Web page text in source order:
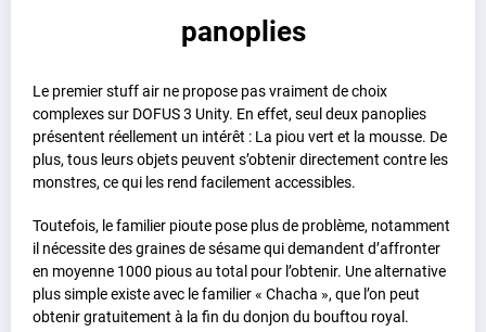
panoplies
Le premier stuff air ne propose pas vraiment de choix
complexes sur DOFUS 3 Unity. En effet, seul deux panoplies
présentent réellement un intérêt : La piou vert et la mousse. De
plus, tous leurs objets peuvent s’obtenir directement contre les
monstres, ce qui les rend facilement accessibles.
Toutefois, le familier pioute pose plus de problème, notamment
il nécessite des graines de sésame qui demandent d’affronter
en moyenne 1000 pious au total pour l’obtenir. Une alternative
plus simple existe avec le familier « Chacha », que l’on peut
obtenir gratuitement à la fin du donjon du bouftou royal.